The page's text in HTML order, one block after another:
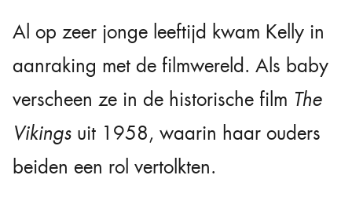
Al op zeer jonge leeftijd kwam Kelly in
aanraking met de filmwereld. Als baby
verscheen ze in de historische film The
Vikings uit 1958, waarin haar ouders
beiden een rol vertolkten.